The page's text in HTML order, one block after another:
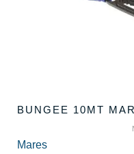
BUNGEE 10MT
Mares